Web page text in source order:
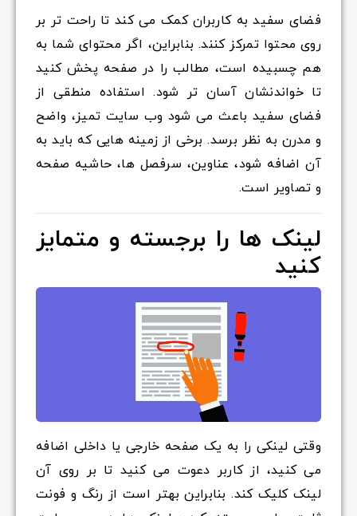
فضای سفید به کاربران کمک می کند تا راحت تر بر
روی محتوا تمرکز کنند. بنابراین، اگر محتوای شما به
هم چسبیده است، مطالب را در صفحه پخش کنید
تا خواندنشان آسان تر شود. استفاده منطقی از
فضای سفید باعث می شود وب سایت تمیز، واضح
و مدرن به نظر برسد. برخی از زمینه هایی که باید به
آن اضافه شود، عناوین، سرفصل ها، حاشیه صفحه
و تصاویر است.
لینک ها را برجسته و متمایز
کنید
وقتی لینکی را به یک صفحه خارجی یا داخلی اضافه
می کنید، از کاربر دعوت می کنید تا بر روی آن
لینک کلیک کند. بنابراین بهتر است از رنگ و فونت